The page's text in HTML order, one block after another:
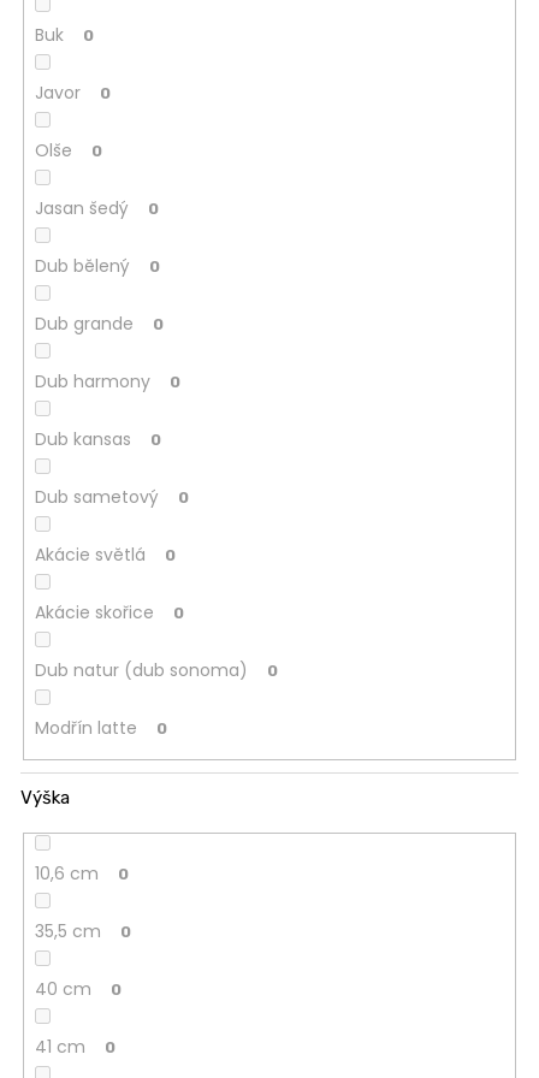
Buk 0
Javor 0
Olše 0
Jasan šedý 0
Dub bělený 0
Dub grande 0
Dub harmony 0
Dub kansas 0
Dub sametový 0
Akácie světlá 0
Akácie skořice 0
Dub natur (dub sonoma) 0
Modřín latte 0
Výška
10,6 cm 0
35,5 cm 0
40 cm 0
41 cm 0